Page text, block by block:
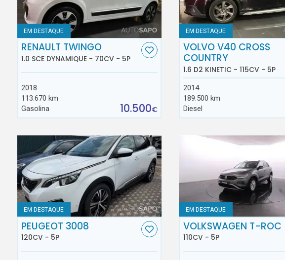
EM DESTAQUE
RENAULT TWINGO
1.0 SCE DYNAMIQUE - 70CV - 5P
2018
113.670 km
Gasolina
10.500€
EM DESTAQUE
VOLVO V40 CROSS
COUNTRY
1.6 D2 KINETIC - 115CV - 5P
2014
189.500 km
Diesel
EM DESTAQUE
PEUGEOT 3008
120CV - 5P
EM DESTAQUE
VOLKSWAGEN T-ROC
110CV - 5P